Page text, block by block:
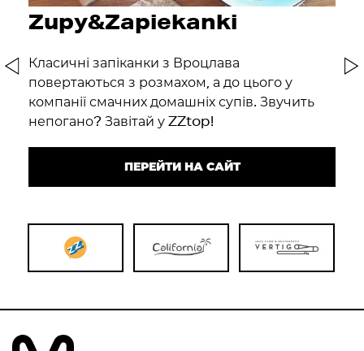
Zupy&Zapiekanki
Класичні запіканки з Вроцлава
повертаються з розмахом, а до цього у
компанії смачних домашніх супів. Звучить
непогано? Завітай у ZZtop!
ПЕРЕЙТИ НА САЙТ
Це